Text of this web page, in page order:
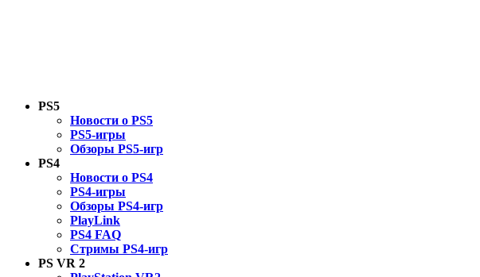
PS5
Новости о PS5
PS5-игры
Обзоры PS5-игр
PS4
Новости о PS4
PS4-игры
Обзоры PS4-игр
PlayLink
PS4 FAQ
Стримы PS4-игр
PS VR 2